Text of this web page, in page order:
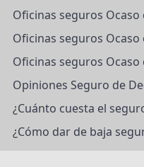
Oficinas seguros Ocaso
Oficinas seguros Ocaso
Oficinas seguros Ocaso
Opiniones Seguro de
¿Cuánto cuesta el
¿Cómo dar de baja